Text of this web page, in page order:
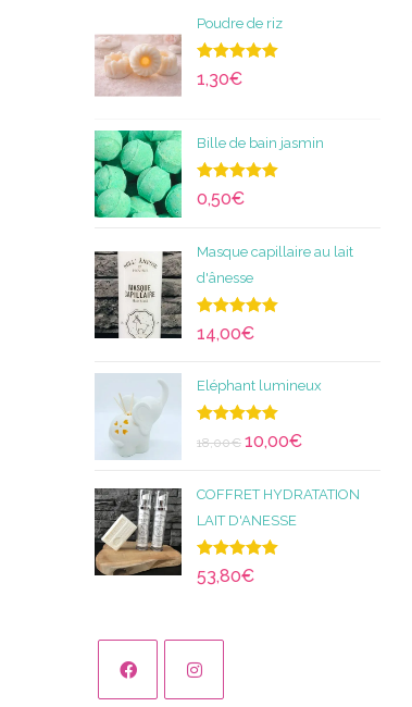
Poudre de riz
Note5.00
sur 5
1,30€
Bille de bain jasmin
Note5.00
sur 5
0,50€
Masque capillaire au lait
d'ânesse
Note5.00
sur 5
14,00€
Eléphant lumineux
Note
5.00
sur 5
18,00€ 10,00€
COFFRET HYDRATATION
LAIT D'ANESSE
Note 5.00
sur 5
53,80€